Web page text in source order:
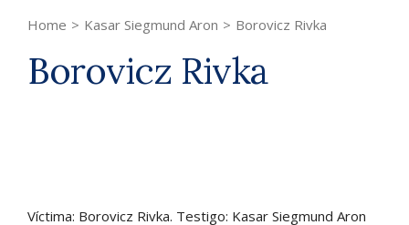
Home > Kasar Siegmund Aron > Borovicz Rivka
Borovicz Rivka
Víctima: Borovicz Rivka. Testigo: Kasar Siegmund Aron